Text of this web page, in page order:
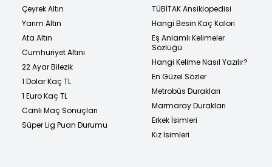
Çeyrek Altın
Yarım Altın
Ata Altın
Cumhuriyet Altını
22 Ayar Bilezik
1 Dolar Kaç TL
1 Euro Kaç TL
Canlı Maç Sonuçları
Süper Lig Puan Durumu
TÜBİTAK Ansiklopedisi
Hangi Besin Kaç Kalori
Eş Anlamlı Kelimeler
Sözlüğü
Hangi Kelime Nasıl Yazılır?
En Güzel Sözler
Metrobüs Durakları
Marmaray Durakları
Erkek İsimleri
Kız İsimleri